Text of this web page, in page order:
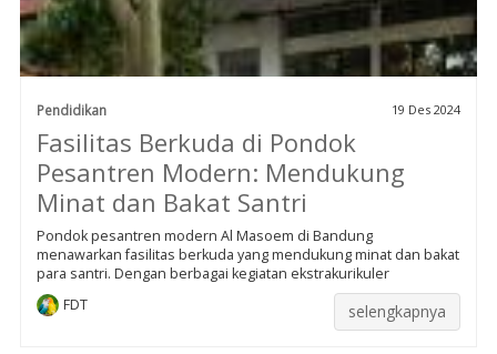
Pendidikan 19 Des 2024
Fasilitas Berkuda di Pondok
Pesantren Modern: Mendukung
Minat dan Bakat Santri
Pondok pesantren modern Al Masoem di Bandung
menawarkan fasilitas berkuda yang mendukung minat dan bakat
para santri. Dengan berbagai kegiatan ekstrakurikuler
FDT
selengkapnya